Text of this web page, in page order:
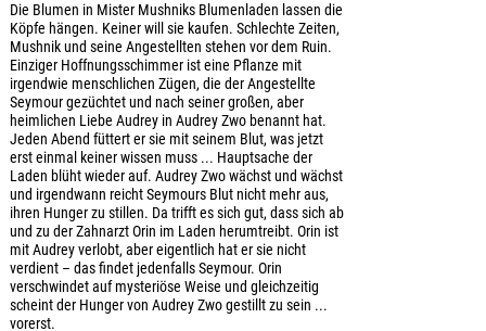
Die Blumen in Mister Mushniks Blumenladen lassen die
Köpfe hängen. Keiner will sie kaufen. Schlechte Zeiten,
Mushnik und seine Angestellten stehen vor dem Ruin.
Einziger Hoffnungsschimmer ist eine Pflanze mit
irgendwie menschlichen Zügen, die der Angestellte
Seymour gezüchtet und nach seiner großen, aber
heimlichen Liebe Audrey in Audrey Zwo benannt hat.
Jeden Abend füttert er sie mit seinem Blut, was jetzt
erst einmal keiner wissen muss ... Hauptsache der
Laden blüht wieder auf. Audrey Zwo wächst und wächst
und irgendwann reicht Seymours Blut nicht mehr aus,
ihren Hunger zu stillen. Da trifft es sich gut, dass sich ab
und zu der Zahnarzt Orin im Laden herumtreibt. Orin ist
mit Audrey verlobt, aber eigentlich hat er sie nicht
verdient – das findet jedenfalls Seymour. Orin
verschwindet auf mysteriöse Weise und gleichzeitig
scheint der Hunger von Audrey Zwo gestillt zu sein ...
vorerst.